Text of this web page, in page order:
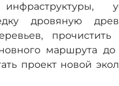
инфраструктуры,
дровяную
маршрута до
проект новой